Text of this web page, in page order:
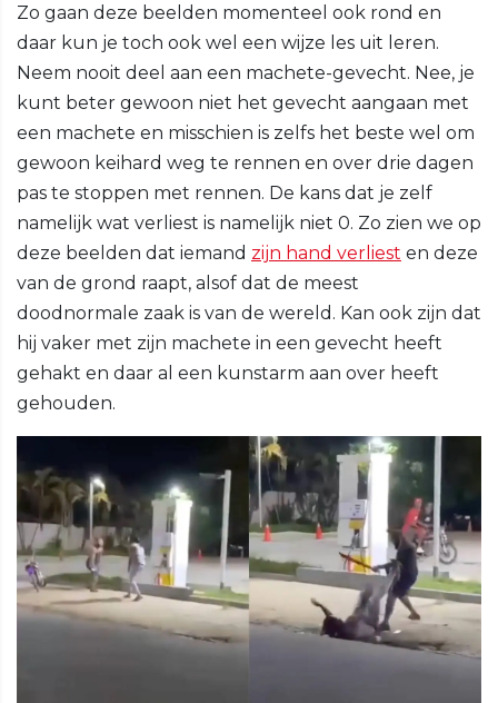
Zo gaan deze beelden momenteel ook rond en
daar kun je toch ook wel een wijze les uit leren.
Neem nooit deel aan een machete-gevecht. Nee, je
kunt beter gewoon niet het gevecht aangaan met
een machete en misschien is zelfs het beste wel om
gewoon keihard weg te rennen en over drie dagen
pas te stoppen met rennen. De kans dat je zelf
namelijk wat verliest is namelijk niet 0. Zo zien we op
deze beelden dat iemand zijn hand verliest en deze
van de grond raapt, alsof dat de meest
doodnormale zaak is van de wereld. Kan ook zijn dat
hij vaker met zijn machete in een gevecht heeft
gehakt en daar al een kunstarm aan over heeft
gehouden.